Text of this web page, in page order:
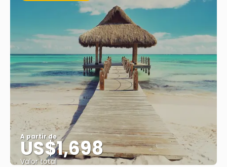
A partir de
US$1,698
Valor total